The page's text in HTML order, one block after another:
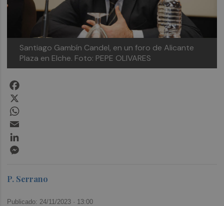
Santiago Gambín Candel, en un foro de Alicante
Plaza en Elche. Foto: PEPE OLIVARES
P. Serrano
Publicado: 24/11/2023 · 13:00